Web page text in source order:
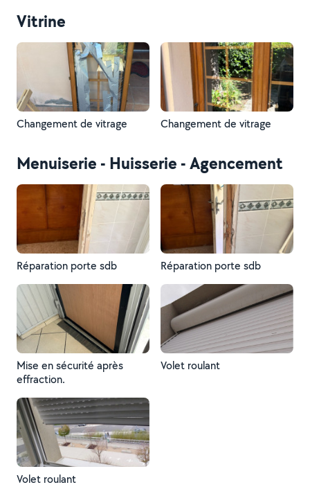
possible
Vitrine
Changement de vitrage Changement de vitrage
Menuiserie - Huisserie - Agencement
Réparation porte sdb Réparation porte sdb
Mise en sécurité après
effraction.
Volet roulant
Volet roulant